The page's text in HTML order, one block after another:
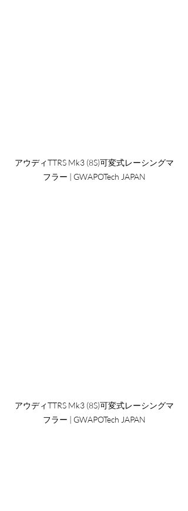
アウディTTRS Mk3 (8S)可変式レーシングマ
フラー | GWAPOTech JAPAN
アウディTTRS Mk3 (8S)可変式レーシングマ
フラー | GWAPOTech JAPAN